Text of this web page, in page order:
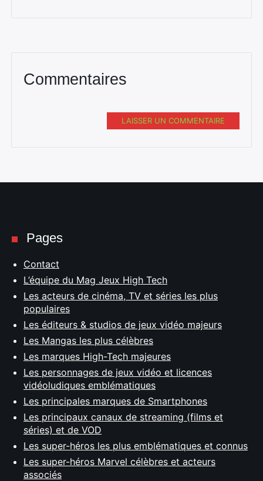
Commentaires
LAISSER UN COMMENTAIRE
Pages
Contact
L’équipe du Mag Jeux High Tech
Les acteurs de cinéma, TV et séries les plus
populaires
Les éditeurs & studios de jeux vidéo majeurs
Les Mangas les plus célèbres
Les marques High-Tech majeures
Les personnages de jeux vidéo et licences
vidéoludiques emblématiques
Les principales marques de Smartphones
Les principaux canaux de streaming (films et
séries) et de VOD
Les super-héros les plus emblématiques et connus
Les super-héros Marvel célèbres et acteurs
associés